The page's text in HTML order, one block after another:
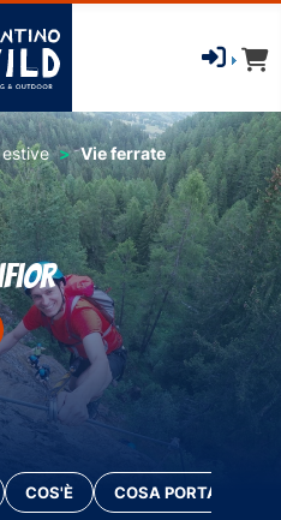
Vie ferrate
COS'È COSA PORTARE